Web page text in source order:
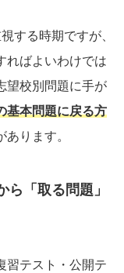
する時期ですが、
ればよいわけでは
望校別問題に手が
基本問題に戻る方
あります。
「取る問題」
習テスト・公開テ